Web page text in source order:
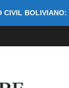
CIVIL BOLIVIANO: